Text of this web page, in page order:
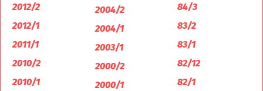
2012/2
2012/1
2011/1
2010/2
2010/1
2004/2
2004/1
2003/1
2000/2
2000/1
84/3
83/2
83/1
82/12
82/1